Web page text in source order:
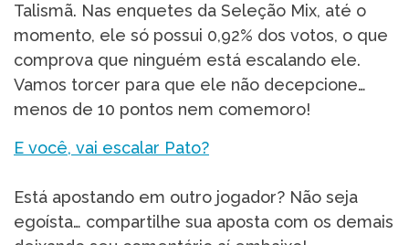
Talismã. Nas enquetes da Seleção Mix, até o
momento, ele só possui 0,92% dos votos, o que
comprova que ninguém está escalando ele.
Vamos torcer para que ele não decepcione…
menos de 10 pontos nem comemoro!
E você, vai escalar Pato?
Está apostando em outro jogador? Não seja
egoísta… compartilhe sua aposta com os demais